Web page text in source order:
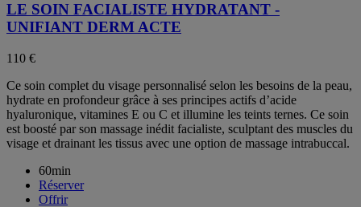
LE SOIN FACIALISTE HYDRATANT -
UNIFIANT DERM ACTE
110 €
Ce soin complet du visage personnalisé selon les besoins de la peau,
hydrate en profondeur grâce à ses principes actifs d’acide
hyaluronique, vitamines E ou C et illumine les teints ternes. Ce soin
est boosté par son massage inédit facialiste, sculptant des muscles du
visage et drainant les tissus avec une option de massage intrabuccal.
60min
Réserver
Offrir